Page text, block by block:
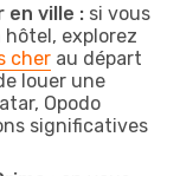
en ville : si vous
explorez
cher au départ
louer une
Opodo
significatives